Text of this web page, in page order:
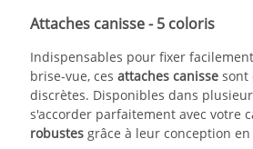
Attaches canisse - 5 coloris
Indispensables pour fixer
brise-vue, ces attaches canisse sont
discrètes. Disponibles dans
s'accorder parfaitement avec votre
robustes grâce à leur conception en